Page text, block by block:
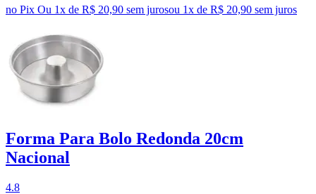
no Pix Ou 1x de R$ 20,90 sem jurosou 1x de R$ 20,90 sem juros
Forma Para Bolo Redonda 20cm
Nacional
4.8